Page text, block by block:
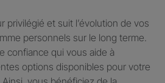
privilégié et suit l’évolution de vos
personnels sur le long terme.
confiance qui vous aide à
options disponibles pour votre